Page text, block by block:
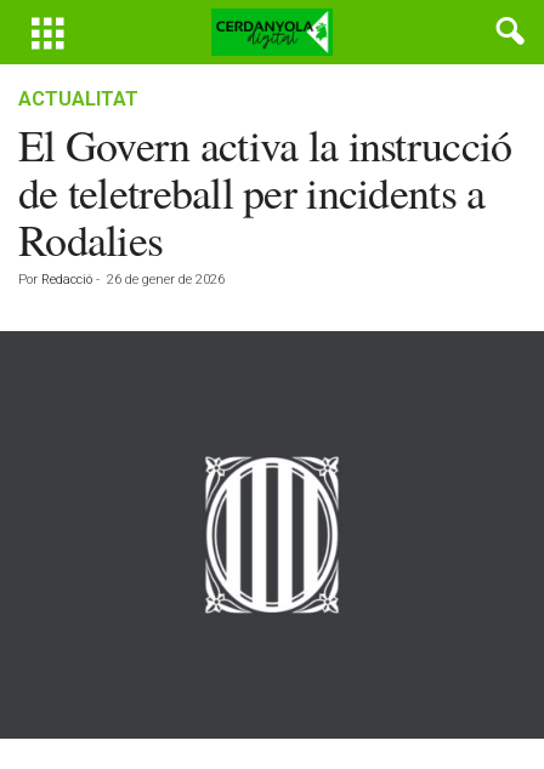
ACTUALITAT
El Govern activa la instrucció
de teletreball per incidents a
Rodalies
Por Redacció - 26 de gener de 2026